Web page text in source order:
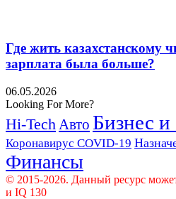
Где жить казахстанскому
зарплата была больше?
06.05.2026
Looking For More?
Hi-Tech Авто Бизнес и
Коронавирус COVID-19
Финансы
© 2015-2026. Данный ресурс
и IQ 130